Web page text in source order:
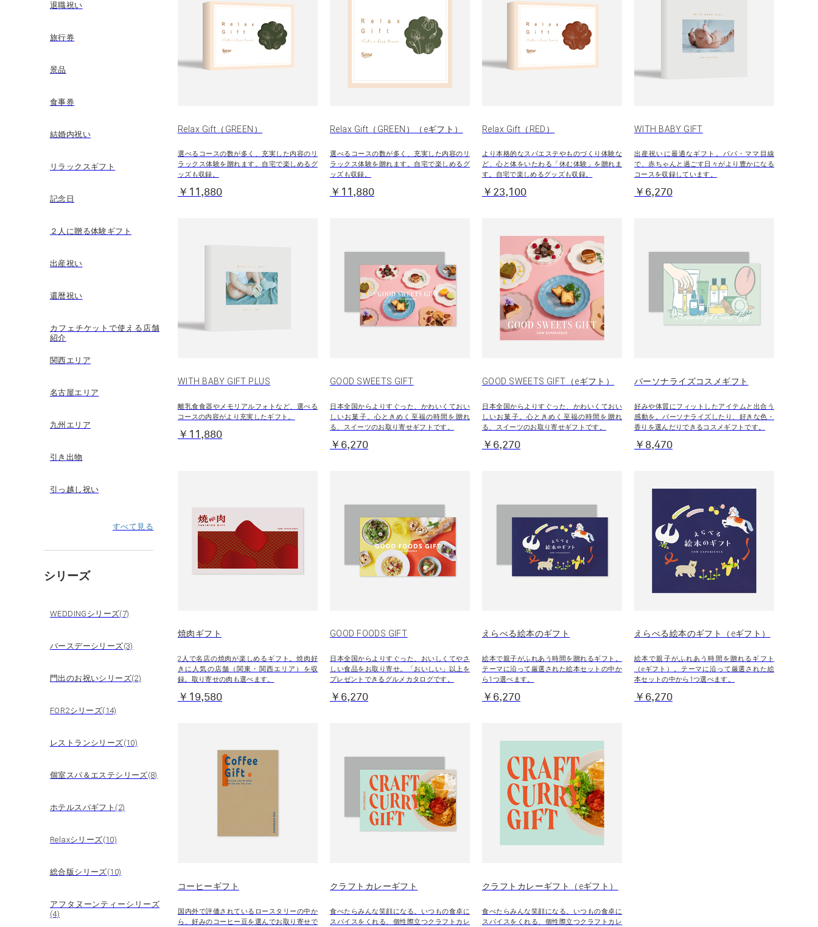
退職祝い
旅行券
景品
食事券
結婚内祝い
リラックスギフト
記念日
２人に贈る体験ギフト
出産祝い
還暦祝い
カフェチケットで使える店舗
紹介
関西エリア
名古屋エリア
九州エリア
引き出物
引っ越し祝い
すべて見る
シリーズ
WEDDINGシリーズ(7)
バースデーシリーズ(3)
門出のお祝いシリーズ(2)
FOR2シリーズ(14)
レストランシリーズ(10)
個室スパ＆エステシリーズ(8)
ホテルスパギフト(2)
Relaxシリーズ(10)
総合版シリーズ(10)
アフタヌーンティーシリーズ
(4)
Relax Gift（GREEN）
選べるコースの数が多く、充実した内容のリ
ラックス体験を贈れます。自宅で楽しめるグ
ッズも収録。
￥11,880
Relax Gift（GREEN）（eギフト）
選べるコースの数が多く、充実した内容のリ
ラックス体験を贈れます。自宅で楽しめるグ
ッズも収録。
￥11,880
Relax Gift（RED）
より本格的なスパエステやものづくり体験な
ど、心と体をいたわる「休む体験」を贈れま
す。自宅で楽しめるグッズも収録。
￥23,100
WITH BABY GIFT
出産祝いに最適なギフト。パパ・ママ目線
で、赤ちゃんと過ごす日々がより豊かになる
コースを収録しています。
￥6,270
WITH BABY GIFT PLUS
離乳食食器やメモリアルフォトなど、選べる
コースの内容がより充実したギフト。
￥11,880
GOOD SWEETS GIFT
日本全国からよりすぐった、かわいくておい
しいお菓子。心ときめく至福の時間を贈れ
る、スイーツのお取り寄せギフトです。
￥6,270
GOOD SWEETS GIFT（eギフト）
日本全国からよりすぐった、かわいくておい
しいお菓子。心ときめく至福の時間を贈れ
る、スイーツのお取り寄せギフトです。
￥6,270
パーソナライズコスメギフト
好みや体質にフィットしたアイテムと出合う
感動を。パーソナライズしたり、好きな色・
香りを選んだりできるコスメギフトです。
￥8,470
焼肉ギフト
2人で名店の焼肉が楽しめるギフト。焼肉好
きに人気の店舗（関東・関西エリア）を収
録。取り寄せの肉も選べます。
￥19,580
GOOD FOODS GIFT
日本全国からよりすぐった、おいしくてやさ
しい食品をお取り寄せ。「おいしい」以上を
プレゼントできるグルメカタログです。
￥6,270
えらべる絵本のギフト
絵本で親子がふれあう時間を贈れるギフト。
テーマに沿って厳選された絵本セットの中か
ら1つ選べます。
￥6,270
えらべる絵本のギフト（eギフト）
絵本で親子がふれあう時間を贈れるギフト
（eギフト）。テーマに沿って厳選された絵
本セットの中から1つ選べます。
￥6,270
コーヒーギフト
国内外で評価されているロースタリーの中か
ら、好みのコーヒー豆を選んでお取り寄せで
クラフトカレーギフト
食べたらみんな笑顔になる。いつもの食卓に
スパイスをくれる、個性際立つクラフトカレ
クラフトカレーギフト（eギフト）
食べたらみんな笑顔になる。いつもの食卓に
スパイスをくれる、個性際立つクラフトカレ